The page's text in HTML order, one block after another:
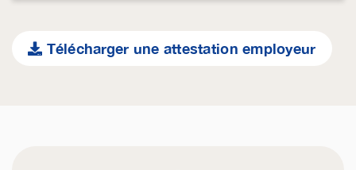
Télécharger une attestation employeur